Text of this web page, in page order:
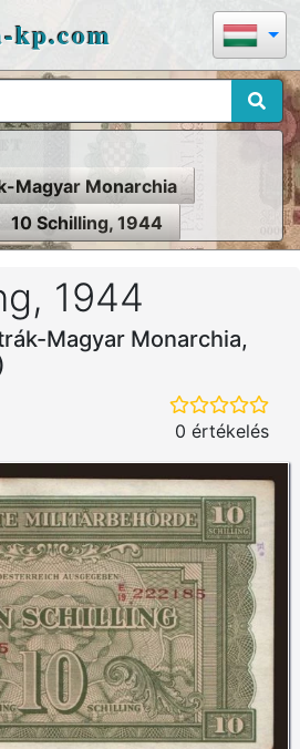
Magyar Monarchia
10 Schilling, 1944
1944
Magyar Monarchia,
0 értékelés